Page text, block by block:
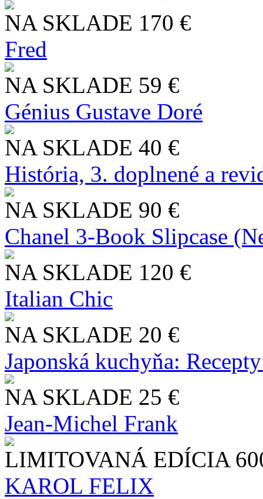
NA SKLADE 170 €
Fred
NA SKLADE 59 €
Génius Gustave Doré
NA SKLADE 40 €
História, 3. doplnené a
NA SKLADE 90 €
Chanel 3-Book Slipcase
NA SKLADE 120 €
Italian Chic
NA SKLADE 20 €
Japonská kuchyňa:
NA SKLADE 25 €
Jean-Michel Frank
LIMITOVANÁ EDÍCIA
KAROL FELIX